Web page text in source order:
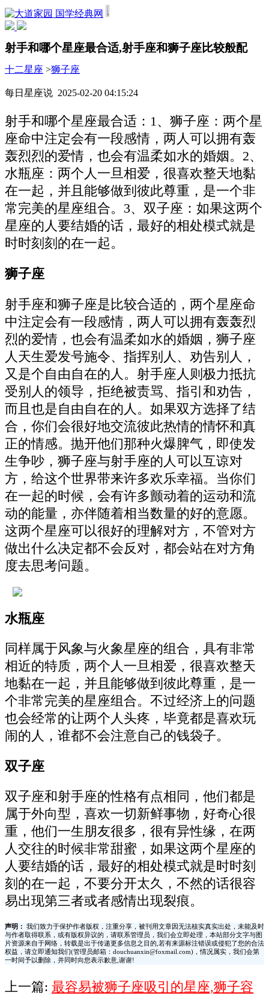
国学经典网
射手和哪个星座最合适,射手座和狮子座比较般配
十二星座 >狮子座
每日星座说 2025-02-20 04:15:24
射手和哪个星座最合适：1、狮子座：两个星
座命中注定会有一段感情，两人可以拥有轰
轰烈烈的爱情，也会有温柔如水的婚姻。2、
水瓶座：两个人一旦相爱，很喜欢整天地黏
在一起，并且能够做到彼此尊重，是一个非
常完美的星座组合。3、双子座：如果这两个
星座的人要结婚的话，最好的相处模式就是
时时刻刻的在一起。
狮子座
射手座和狮子座是比较合适的，两个星座命
中注定会有一段感情，两人可以拥有轰轰烈
烈的爱情，也会有温柔如水的婚姻，狮子座
人天生爱发号施令、指挥别人、劝告别人，
又是个自由自在的人。射手座人则极力抵抗
受别人的领导，拒绝被责骂、指引和劝告，
而且也是自由自在的人。如果双方选择了结
合，你们会很好地交流彼此热情的情怀和真
正的情感。抛开他们那种火爆脾气，即使发
生争吵，狮子座与射手座的人可以互谅对
方，给这个世界带来许多欢乐幸福。当你们
在一起的时候，会有许多颤动着的运动和流
动的能量，亦伴随着相当数量的好的意愿。
这两个星座可以很好的理解对方，不管对方
做出什么决定都不会反对，都会站在对方角
度去思考问题。
水瓶座
同样属于风象与火象星座的组合，具有非常
相近的特质，两个人一旦相爱，很喜欢整天
地黏在一起，并且能够做到彼此尊重，是一
个非常完美的星座组合。不过经济上的问题
也会经常的让两个人头疼，毕竟都是喜欢玩
闹的人，谁都不会注意自己的钱袋子。
双子座
双子座和射手座的性格有点相同，他们都是
属于外向型，喜欢一切新鲜事物，好奇心很
重，他们一生朋友很多，很有异性缘，在两
人交往的时候非常甜蜜，如果这两个星座的
人要结婚的话，最好的相处模式就是时时刻
刻的在一起，不要分开太久，不然的话很容
易出现第三者或者感情出现裂痕。
声明：
我们致力于保护作者版权，注重分享，被刊用文章因无法核实真实出处，未能及时
与作者取得联系，或有版权异议的，请联系管理员，我们会立即处理，本站部分文字与图
片资源来自于网络，转载是出于传递更多信息之目的,若有来源标注错误或侵犯了您的合法
权益，请立即通知我们(管理员邮箱：douchuanxin@foxmail.com)，情况属实，我们会第
一时间予以删除，并同时向您表示歉意,谢谢!
上一篇: 最容易被狮子座吸引的星座,狮子容